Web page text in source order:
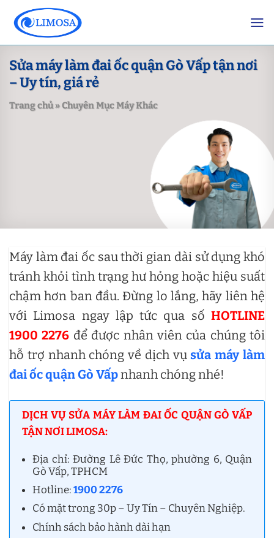
content
Sửa máy làm đai ốc quận Gò Vấp tận nơi
– Uy tín, giá rẻ
Trang chủ»Chuyên Mục Máy Khác
Máy làm đai ốc sau thời gian dài sử dụng khó
tránh khỏi tình trạng hư hỏng hoặc hiệu suất
chậm hơn ban đầu. Đừng lo lắng, hãy liên hệ
với Limosa ngay lập tức qua số HOTLINE
1900 2276 để được nhân viên của chúng tôi
hỗ trợ nhanh chóng về dịch vụsửa máy làm
đai ốc quận Gò Vấpnhanh chóng nhé!
DỊCH VỤ SỬA MÁY LÀM ĐAI ỐC QUẬN GÒ VẤP
TẬN NƠI LIMOSA:
Địa chỉ: Đường Lê Đức Thọ, phường 6, Quận
Gò Vấp, TPHCM
Hotline:1900 2276
Có mặt trong 30p – Uy Tín – Chuyên Nghiệp.
Chính sách bảo hành dài hạn